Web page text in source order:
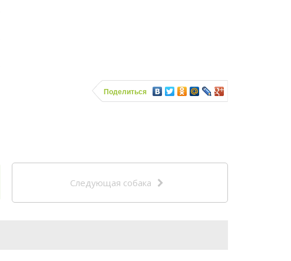
Поделиться
Следующая собака